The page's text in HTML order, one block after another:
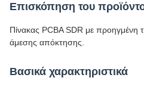
Επισκόπηση του
Πίνακας PCBA SDR με προηγμένη
άμεσης απόκτησης.
Βασικά χαρακτηριστικά